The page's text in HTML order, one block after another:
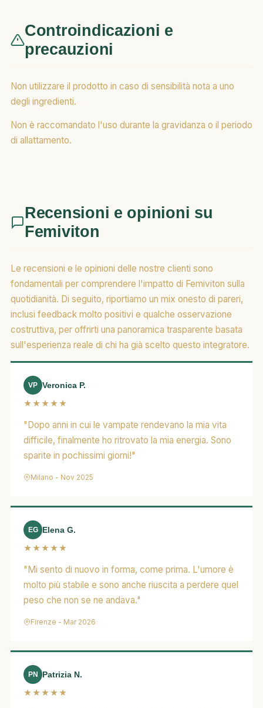
Controindicazioni e
precauzioni
Non utilizzare il prodotto in caso di sensibilità nota a uno
degli ingredienti.
Non è raccomandato l'uso durante la gravidanza o il periodo
di allattamento.
Recensioni e opinioni su
Femiviton
Le recensioni e le opinioni delle nostre clienti sono
fondamentali per comprendere l'impatto di Femiviton sulla
quotidianità. Di seguito, riportiamo un mix onesto di pareri,
inclusi feedback molto positivi e qualche osservazione
costruttiva, per offrirti una panoramica trasparente basata
sull'esperienza reale di chi ha già scelto questo integratore.
VP Veronica P.
★★★★★
"Dopo anni in cui le vampate rendevano la mia vita
difficile, finalmente ho ritrovato la mia energia. Sono
sparite in pochissimi giorni!"
Milano - Nov 2025
EG
Elena G.
★★★★★
"Mi sento di nuovo in forma, come prima. L'umore è
molto più stabile e sono anche riuscita a perdere quel
peso che non se ne andava."
Firenze - Mar 2026
PN
Patrizia N.
★★★★★